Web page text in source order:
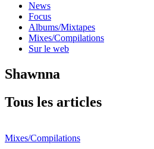
News
Focus
Albums/Mixtapes
Mixes/Compilations
Sur le web
Shawnna
Tous les articles
Mixes/Compilations